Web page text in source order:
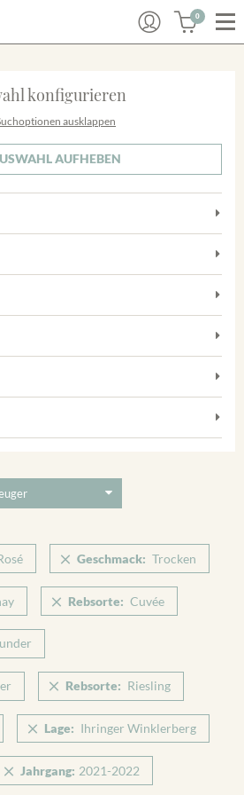
0
konfigurieren
ausklappen
AUFHEBEN
Winklen
Geschmack: Trocken
Rebsorte: Cuvée
Rebsorte: Riesling
Lage: Ihringer Winklerberg
Jahrgang: 2021-2022